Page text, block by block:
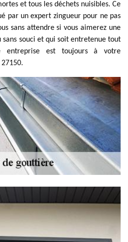
et tous les déchets nuisibles. Ce
par un expert zingueur pour ne pas
sans attendre si vous aimerez une
sans souci et qui soit entretenue tout
entreprise est toujours à votre